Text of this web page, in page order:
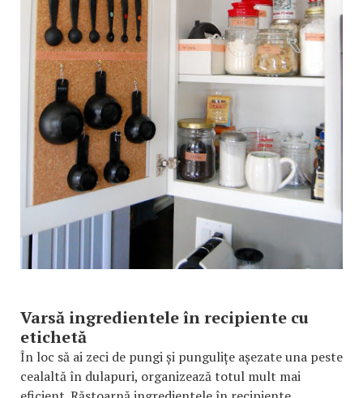
Varsă ingredientele în recipiente cu
etichetă
În loc să ai zeci de pungi și pungulițe așezate una peste
cealaltă în dulapuri, organizează totul mult mai